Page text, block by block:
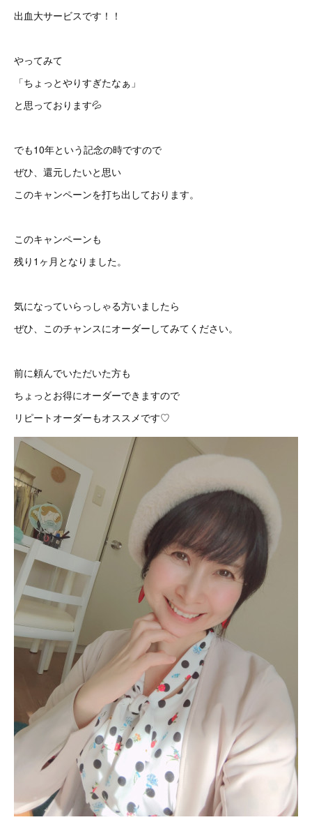
出血大サービスです！！
やってみて
「ちょっとやりすぎたなぁ」
と思っております💦
でも10年という記念の時ですので
ぜひ、還元したいと思い
このキャンペーンを打ち出しております。
このキャンペーンも
残り1ヶ月となりました。
気になっていらっしゃる方いましたら
ぜひ、このチャンスにオーダーしてみてください。
前に頼んでいただいた方も
ちょっとお得にオーダーできますので
リピートオーダーもオススメです♡